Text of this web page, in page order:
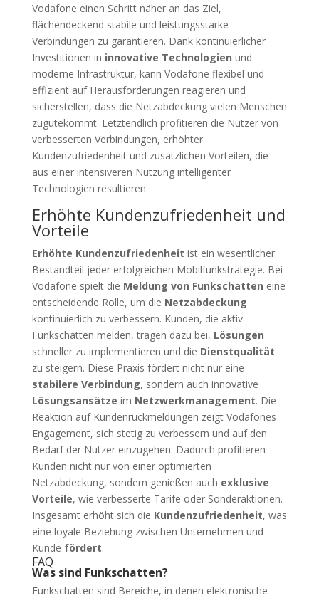
Vodafone einen Schritt näher an das Ziel,
flächendeckend stabile und leistungsstarke
Verbindungen zu garantieren. Dank kontinuierlicher
Investitionen in innovative Technologien und
moderne Infrastruktur, kann Vodafone flexibel und
effizient auf Herausforderungen reagieren und
sicherstellen, dass die Netzabdeckung vielen Menschen
zugutekommt. Letztendlich profitieren die Nutzer von
verbesserten Verbindungen, erhöhter
Kundenzufriedenheit und zusätzlichen Vorteilen, die
aus einer intensiveren Nutzung intelligenter
Technologien resultieren.
Erhöhte Kundenzufriedenheit und
Vorteile
Erhöhte Kundenzufriedenheit ist ein wesentlicher
Bestandteil jeder erfolgreichen Mobilfunkstrategie. Bei
Vodafone spielt die Meldung von Funkschatten eine
entscheidende Rolle, um die Netzabdeckung
kontinuierlich zu verbessern. Kunden, die aktiv
Funkschatten melden, tragen dazu bei, Lösungen
schneller zu implementieren und die Dienstqualität
zu steigern. Diese Praxis fördert nicht nur eine
stabilere Verbindung, sondern auch innovative
Lösungsansätze im Netzwerkmanagement. Die
Reaktion auf Kundenrückmeldungen zeigt Vodafones
Engagement, sich stetig zu verbessern und auf den
Bedarf der Nutzer einzugehen. Dadurch profitieren
Kunden nicht nur von einer optimierten
Netzabdeckung, sondern genießen auch exklusive
Vorteile, wie verbesserte Tarife oder Sonderaktionen.
Insgesamt erhöht sich die Kundenzufriedenheit, was
eine loyale Beziehung zwischen Unternehmen und
Kunde fördert.
FAQ
Was sind Funkschatten?
Funkschatten sind Bereiche, in denen elektronische